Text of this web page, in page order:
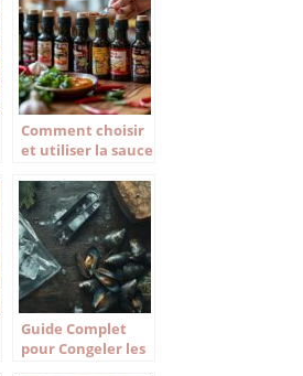
gastronomiques
du Japon
Comment choisir
et utiliser la sauce
vos recettes
Guide Complet
pour Congeler les